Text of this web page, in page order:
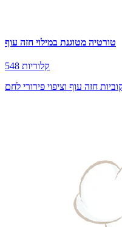
טורטיה מטוגנת במילוי חזה עוף
548 קלוריות
חזה עוף וציפוי פירורי לחם